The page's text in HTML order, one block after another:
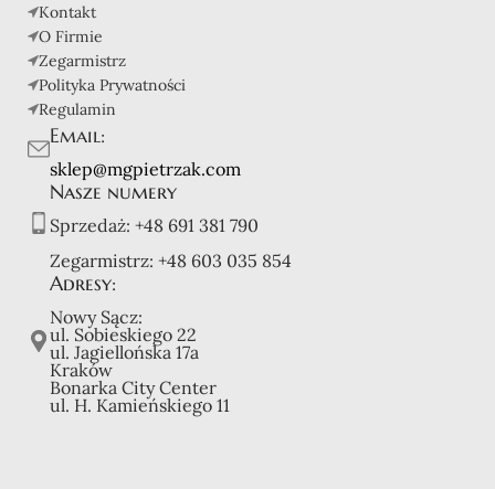
Kontakt
O Firmie
Zegarmistrz
Polityka Prywatności
Regulamin
Email:
sklep@mgpietrzak.com
Nasze numery
Sprzedaż: +48 691 381 790
Zegarmistrz: +48 603 035 854
Adresy:
Nowy Sącz:
ul. Sobieskiego 22
ul. Jagiellońska 17a
Kraków
Bonarka City Center
ul. H. Kamieńskiego 11